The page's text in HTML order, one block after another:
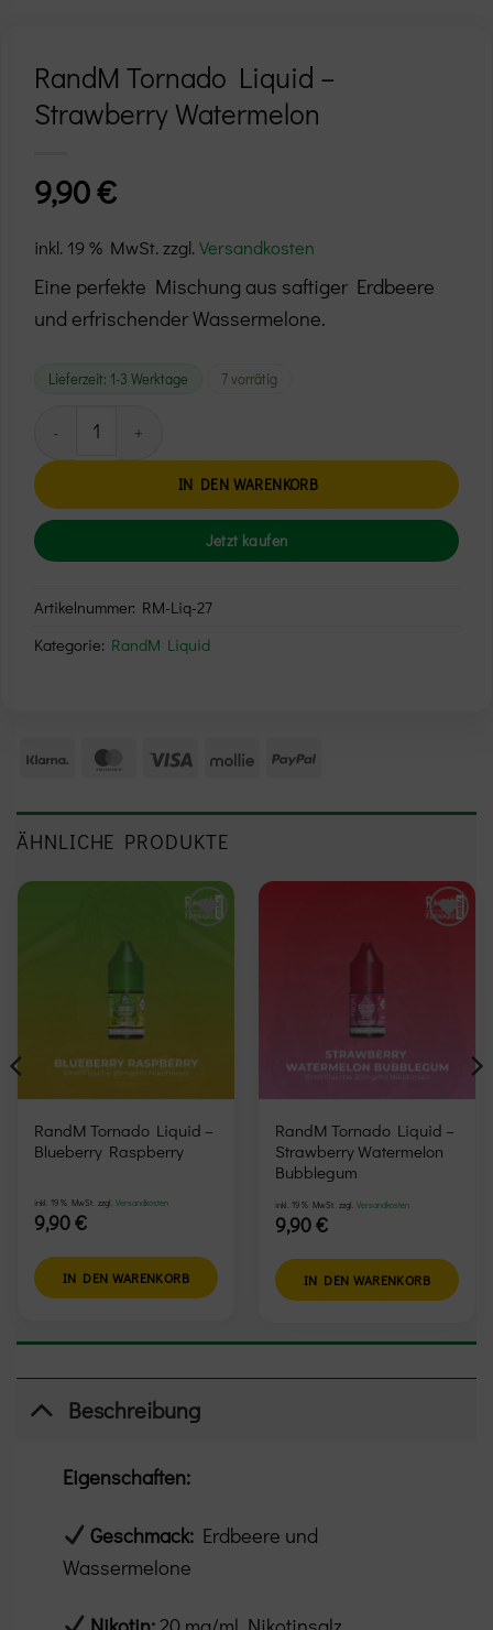
RandM Tornado Liquid –
Strawberry Watermelon
9,90€
inkl. 19 % MwSt. zzgl. Versandkosten
Eine perfekte Mischung aus saftiger Erdbeere
und erfrischender Wassermelone.
Lieferzeit: 1-3 Werktage 7 vorrätig
IN DEN WARENKORB
Jetzt kaufen
Alternative:
Artikelnummer: RM-Liq-27
Kategorie: RandM Liquid
Klarna MasterCard
Visa Mollie PayPal
ÄHNLICHE PRODUKTE
RandM Tornado Liquid –
Blueberry Raspberry
inkl. 19 % MwSt. zzgl. Versandkosten
9,90€
IN DEN WARENKORB
RandM Tornado Liquid –
Strawberry Watermelon
Bubblegum
inkl. 19 % MwSt. zzgl. Versandkosten
9,90€
IN DEN WARENKORB
Beschreibung
Eigenschaften:
Geschmack: Erdbeere und
Wassermelone